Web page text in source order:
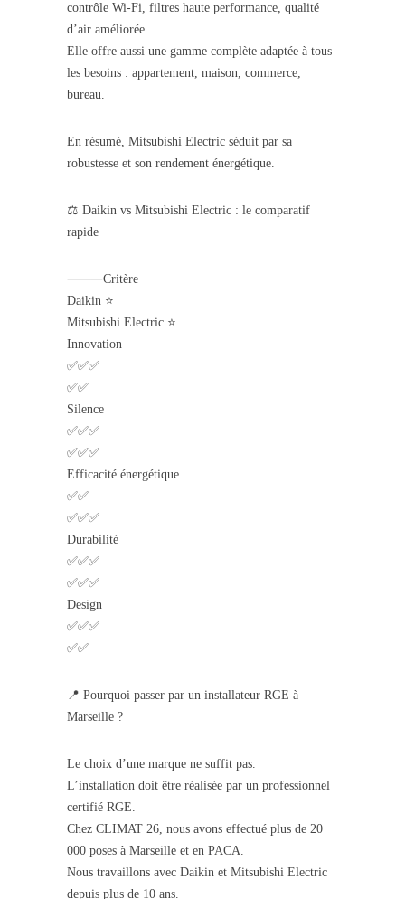
contrôle Wi-Fi, filtres haute performance, qualité
d’air améliorée.
Elle offre aussi une gamme complète adaptée à tous
les besoins : appartement, maison, commerce,
bureau.
En résumé, Mitsubishi Electric séduit par sa
robustesse et son rendement énergétique.
⚖️ Daikin vs Mitsubishi Electric : le comparatif
rapide
⸻Critère
Daikin ⭐
Mitsubishi Electric ⭐
Innovation
✅✅✅
✅✅
Silence
✅✅✅
✅✅✅
Efficacité énergétique
✅✅
✅✅✅
Durabilité
✅✅✅
✅✅✅
Design
✅✅✅
✅✅
📍 Pourquoi passer par un installateur RGE à
Marseille ?
Le choix d’une marque ne suffit pas.
L’installation doit être réalisée par un professionnel
certifié RGE.
Chez CLIMAT 26, nous avons effectué plus de 20
000 poses à Marseille et en PACA.
Nous travaillons avec Daikin et Mitsubishi Electric
depuis plus de 10 ans.